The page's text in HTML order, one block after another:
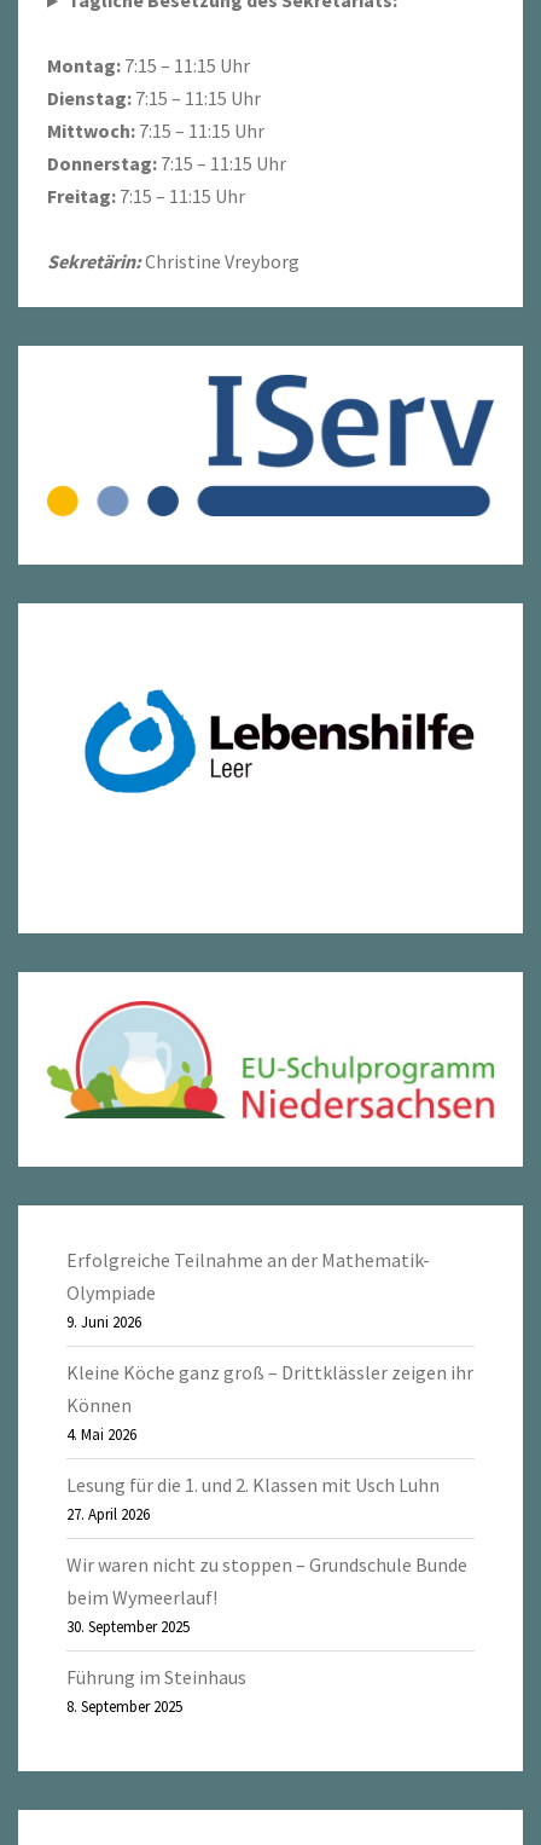
Montag: 7:15 – 11:15 Uhr
Dienstag: 7:15 – 11:15 Uhr
Mittwoch: 7:15 – 11:15 Uhr
Donnerstag: 7:15 – 11:15 Uhr
Freitag: 7:15 – 11:15 Uhr
Sekretärin:Christine Vreyborg
Erfolgreiche Teilnahme an der Mathematik-
Olympiade
9. Juni 2026
Kleine Köche ganz groß – Drittklässler zeigen ihr
Können
4. Mai 2026
Lesung für die 1. und 2. Klassen mit Usch Luhn
27. April 2026
Wir waren nicht zu stoppen – Grundschule Bunde
beim Wymeerlauf!
30. September 2025
Führung im Steinhaus
8. September 2025